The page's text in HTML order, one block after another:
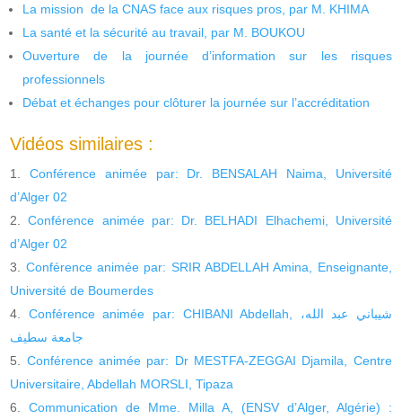
La mission de la CNAS face aux risques pros, par M. KHIMA
La santé et la sécurité au travail, par M. BOUKOU
Ouverture de la journée d’information sur les risques
professionnels
Débat et échanges pour clôturer la journée sur l’accréditation
Vidéos similaires :
Conférence animée par: Dr. BENSALAH Naima, Université
d’Alger 02
Conférence animée par: Dr. BELHADI Elhachemi, Université
d’Alger 02
Conférence animée par: SRIR ABDELLAH Amina, Enseignante,
Université de Boumerdes
Conférence animée par: CHIBANI Abdellah, شيباني عبد الله،
جامعة سطيف
Conférence animée par: Dr MESTFA-ZEGGAI Djamila, Centre
Universitaire, Abdellah MORSLI, Tipaza
Communication de Mme. Milla A, (ENSV d’Alger, Algérie) :